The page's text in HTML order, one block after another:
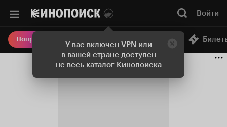
У вас включен VPN или
в вашей стране доступен
не весь каталог Кинопоиска
Войти
Попробовать Плюс Онлайн-кинотеатр